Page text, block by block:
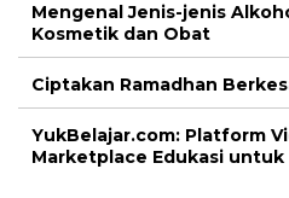
Mengenal Jenis-jenis
Kosmetik dan Obat
Ciptakan Ramadhan
YukBelajar.com: Platform
Marketplace Edukasi